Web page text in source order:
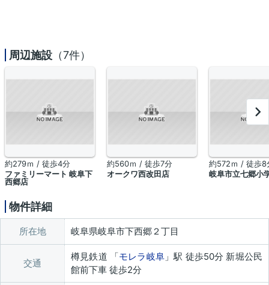
周辺施設 （7件）
約279ｍ / 徒歩4分
ファミリーマート 岐阜下
西郷店
約560ｍ / 徒歩7分
オークワ西改田店
約572ｍ / 徒歩8
岐阜市立七郷小
物件詳細
所在地 岐阜県岐阜市下西郷２丁目
交通
樽見鉄道 「モレラ岐阜 」駅 徒歩50分 新堀公民
館前下車 徒歩2分